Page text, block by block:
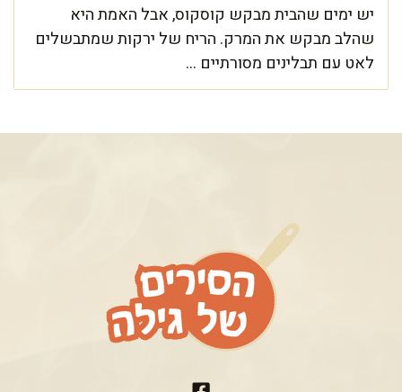
יש ימים שהבית מבקש קוסקוס, אבל האמת היא
שהלב מבקש את המרק. הריח של ירקות שמתבשלים
לאט עם תבלינים מסורתיים ...